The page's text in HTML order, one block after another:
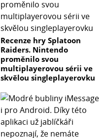
Recenze hry Splatoon
Raiders. Nintendo
proměnilo svou
multiplayerovou sérii ve
skvělou singleplayerovku